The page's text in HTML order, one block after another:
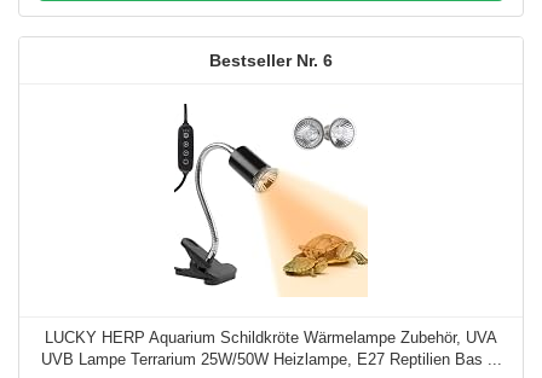
6
LUCKY HERP Aquarium Schildkröte Wärmelampe Zubehör, UVA
UVB Lampe Terrarium 25W/50W Heizlampe, E27 Reptilien Bas ...